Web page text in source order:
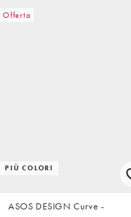
Offerta
PIÙ COLORI
ASOS DESIGN Curve -